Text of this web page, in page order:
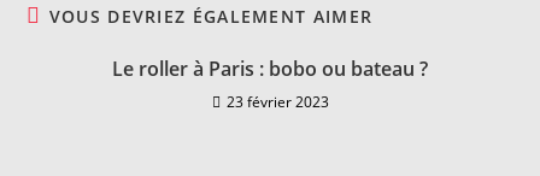
VOUS DEVRIEZ ÉGALEMENT AIMER
Le roller à Paris : bobo ou bateau ?
23 février 2023